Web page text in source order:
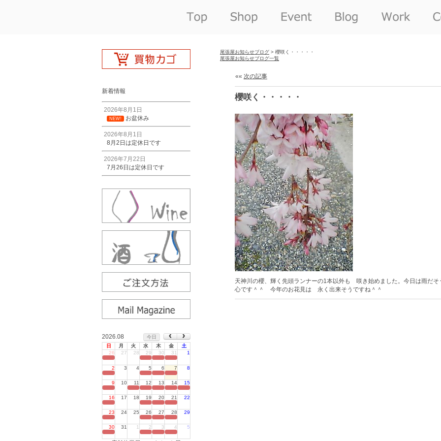
新着情報
2026年8月1日
NEW! お盆休み
2026年8月1日
8月2日は定休日です
2026年7月22日
7月26日は定休日です
2026.08
今日
日
月 火 水 木 金
土
26
27 28 29 30 31 1
2 3 4 5 6 7 8
9 10 11 12 13 14 15
16 17 18 19 20 21 22
23 24 25 26 27 28 29
30 31 1 2 3 4 5
尾張屋お知らせブログ > 櫻咲く・・・・・
尾張屋お知らせブログ一覧
«« 次の記事
櫻咲く・・・・・
天神川の櫻、輝く先頭ランナーの1本以外も 咲き始めました。今日は雨だ
心です＾＾ 今年のお花見は 永く出来そうですね＾＾